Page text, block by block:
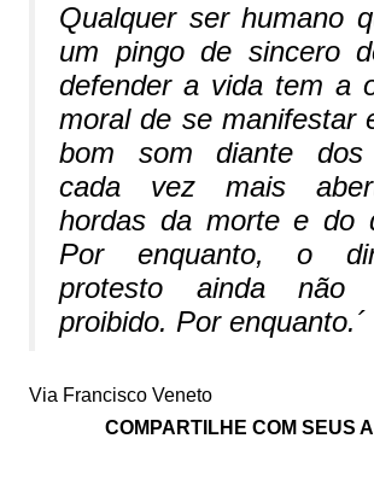
Qualquer ser humano
um pingo de sincero
defender a vida tem a
moral de se manifestar
bom som diante dos
cada vez mais
hordas da morte e do
Por enquanto, o
protesto ainda
proibido. Por enquanto.´
Via Francisco Veneto
COMPARTILHE COM SEUS